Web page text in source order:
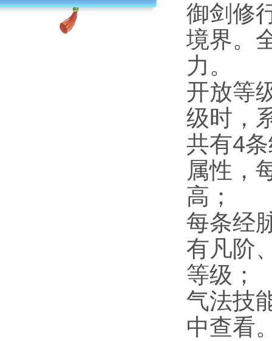
御剑修
境界。
力。
开放等
级时，
共有4
属性，
高；
每条经
有凡阶
等级；
气法技
中查看